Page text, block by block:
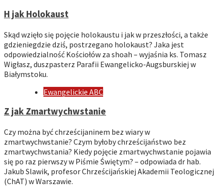
H jak Holokaust
Skąd wzięło się pojęcie holokaustu i jak w przeszłości, a także
gdzieniegdzie dziś, postrzegano holokaust? Jaka jest
odpowiedzialność Kościołów za shoah – wyjaśnia ks. Tomasz
Wigłasz, duszpasterz Parafii Ewangelicko-Augsburskiej w
Białymstoku.
Ewangelickie ABC
Z jak Zmartwychwstanie
Czy można być chrześcijaninem bez wiary w
zmartwychwstanie? Czym byłoby chrześcijaństwo bez
zmartwychwstania? Kiedy pojęcie zmartwychwstanie pojawia
się po raz pierwszy w Piśmie Świętym? – odpowiada dr hab.
Jakub Slawik, profesor Chrześcijańskiej Akademii Teologicznej
(ChAT) w Warszawie.